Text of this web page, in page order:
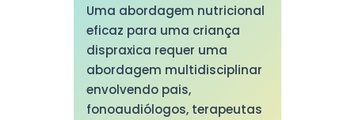
Uma abordagem nutricional
eficaz para uma criança
dispraxica requer uma
abordagem multidisciplinar
envolvendo pais,
fonoaudiólogos, terapeutas